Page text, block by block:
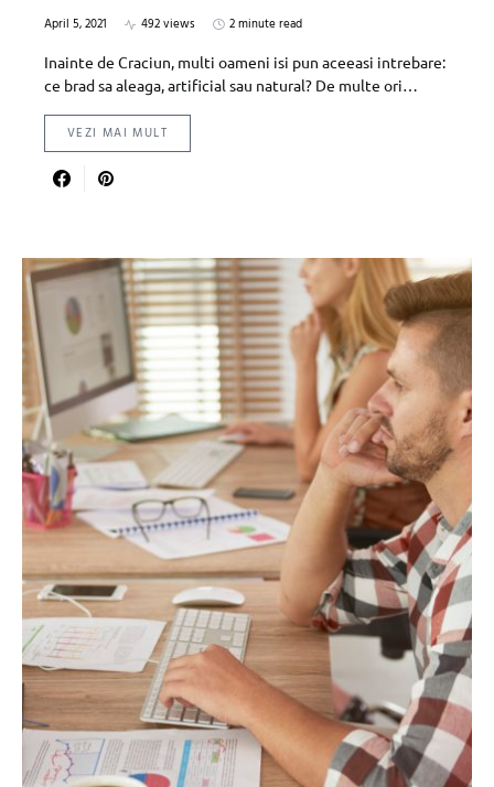
April 5, 2021 492 views
2 minute read
Inainte de Craciun, multi oameni isi pun aceeasi intrebare:
ce brad sa aleaga, artificial sau natural? De multe ori…
VEZI MAI MULT